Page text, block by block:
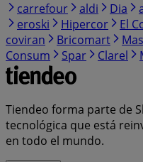
carrefour
aldi Dia
eroski
Hipercor El
coviran
Bricomart
Consum
Spar Clarel
Tiendeo forma parte de
tecnológica que está
en todo el mundo.